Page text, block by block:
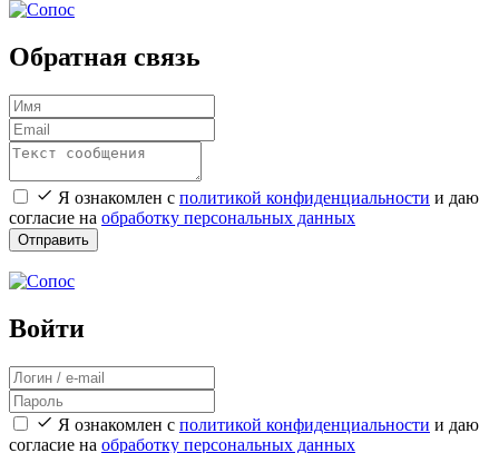
Обратная связь
Я ознакомлен с политикой конфиденциальности и даю
согласие на обработку персональных данных
Отправить
Войти
Я ознакомлен с политикой конфиденциальности и даю
согласие на обработку персональных данных